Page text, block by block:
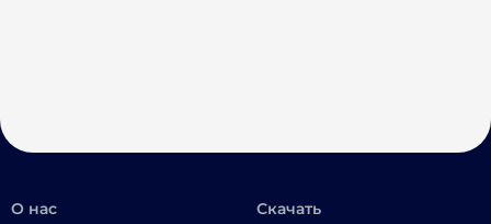
О нас Скачать